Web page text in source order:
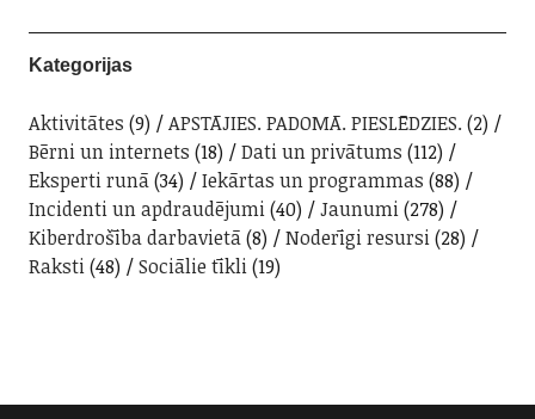
Kategorijas
Aktivitātes (9) APSTĀJIES. PADOMĀ. PIESLĒDZIES. (2)
Bērni un internets (18) Dati un privātums (112)
Eksperti runā(34) Iekārtas un programmas (88)
Incidenti un apdraudējumi(40) Jaunumi(278)
Kiberdrošība darbavietā(8) Noderīgi resursi(28)
Raksti(48) Sociālie tīkli(19)